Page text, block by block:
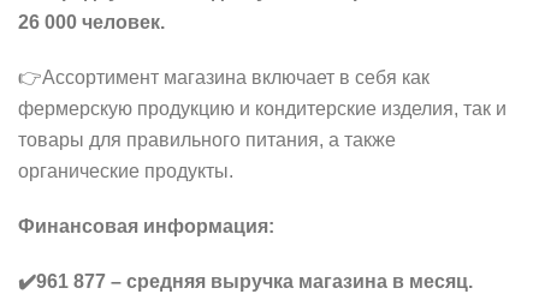
26 000 человек.
👉Ассортимент магазина включает в себя как
фермерскую продукцию и кондитерские изделия, так и
товары для правильного питания, а также
органические продукты.
Финансовая информация:
✔️961 877 – средняя выручка магазина в месяц.